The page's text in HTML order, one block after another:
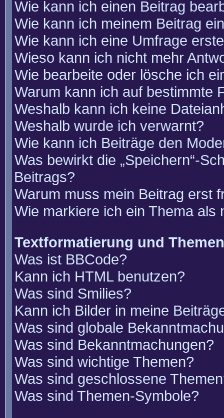
Wie kann ich einen Beitrag
Wie kann ich meinem Beitrag
Wie kann ich eine Umfrage
Wieso kann ich nicht mehr
Wie bearbeite oder lösche ich
Warum kann ich auf bestimmte
Weshalb kann ich keine
Weshalb wurde ich verwarnt?
Wie kann ich Beiträge den
Was bewirkt die „Speichern“-
Beitrags?
Warum muss mein Beitrag erst
Wie markiere ich ein Thema als
Textformatierung und
Was ist BBCode?
Kann ich HTML benutzen?
Was sind Smilies?
Kann ich Bilder in meine
Was sind globale
Was sind Bekanntmachungen?
Was sind wichtige Themen?
Was sind geschlossene
Was sind Themen-Symbole?